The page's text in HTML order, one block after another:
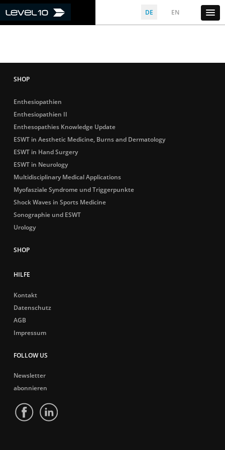
DE EN
Enthesiopathien
Enthesiopathien II
Enthesopathies Knowledge Update
ESWT in Aesthetic Medicine, Burns and Dermatology
ESWT in Hand Surgery
ESWT in Neurology
Multidisciplinary Medical Applications
Myofasziale Syndrome und Triggerpunkte
Shock Waves in Sports Medicine
Sonographie und ESWT
Urology
HILFE
Kontakt
Datenschutz
AGB
Impressum
FOLLOW US
Newsletter
abonnieren